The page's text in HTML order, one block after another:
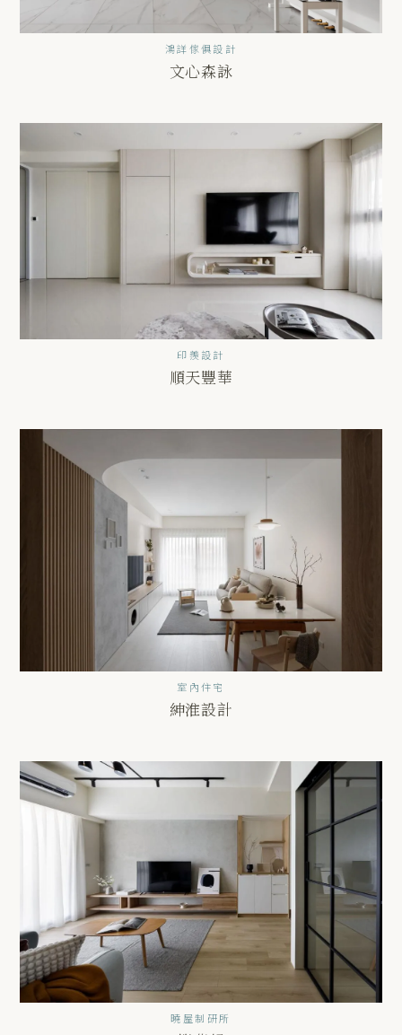
鴻詳傢俱設計
文心森詠
印羨設計
順天豐華
室內住宅
紳淮設計
曉屋制研所